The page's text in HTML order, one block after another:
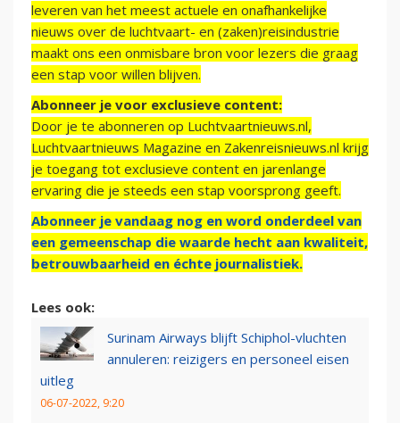
leveren van het meest actuele en onafhankelijke
nieuws over de luchtvaart- en (zaken)reisindustrie
maakt ons een onmisbare bron voor lezers die graag
een stap voor willen blijven.
Abonneer je voor exclusieve content:
Door je te abonneren op Luchtvaartnieuws.nl,
Luchtvaartnieuws Magazine en Zakenreisnieuws.nl krijg
je toegang tot exclusieve content en jarenlange
ervaring die je steeds een stap voorsprong geeft.
Abonneer je vandaag nog en word onderdeel van
een gemeenschap die waarde hecht aan kwaliteit,
betrouwbaarheid en échte journalistiek.
Lees ook:
Surinam Airways blijft Schiphol-vluchten
annuleren: reizigers en personeel eisen
uitleg
06-07-2022, 9:20